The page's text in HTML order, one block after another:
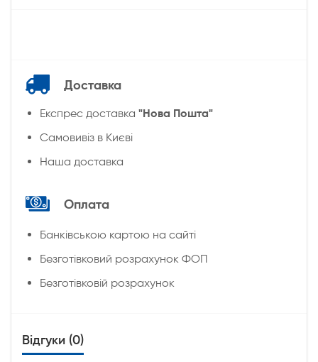
Доставка
Експрес доставка "Нова Пошта"
Cамовивіз в Києві
Наша доставка
Оплата
Банківською картою на сайті
Безготівковий розрахунок ФОП
Безготівковій розрахунок
Відгуки (0)